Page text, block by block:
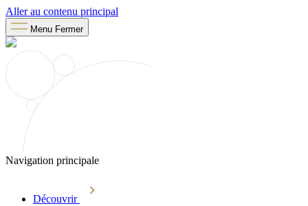
Aller au contenu principal
Menu Fermer
Navigation principale
Découvrir